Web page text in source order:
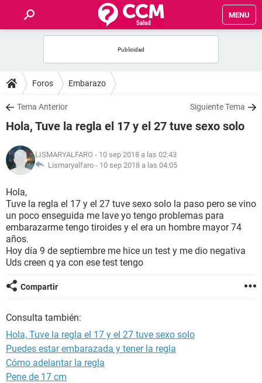
MENU
FOROS
SALUD
FAMILIA
NUTRICIÓN
BIENESTAR
SEXUALIDAD
GLOSARIO
Foros Embarazo
Tema Anterior Siguiente Tema
Hola, Tuve la regla el 17 y el 27 tuve sexo solo
LISMARYALFARO - 10 sep 2018 a las 02:43
Lismaryalfaro - 10 sep 2018 a las 04:05
Hola,
Tuve la regla el 17 y el 27 tuve sexo solo la paso pero se vino
un poco enseguida me lave yo tengo problemas para
embarazarme tengo tiroides y el era un hombre mayor 74
años.
Hoy día 9 de septiembre me hice un test y me dio negativa
Uds creen q ya con ese test tengo
Compartir
Consulta también:
Hola, Tuve la regla el 17 y el 27 tuve sexo solo
Puedes estar embarazada y tener la regla
Cómo adelantar la regla
Pene de 17 cm